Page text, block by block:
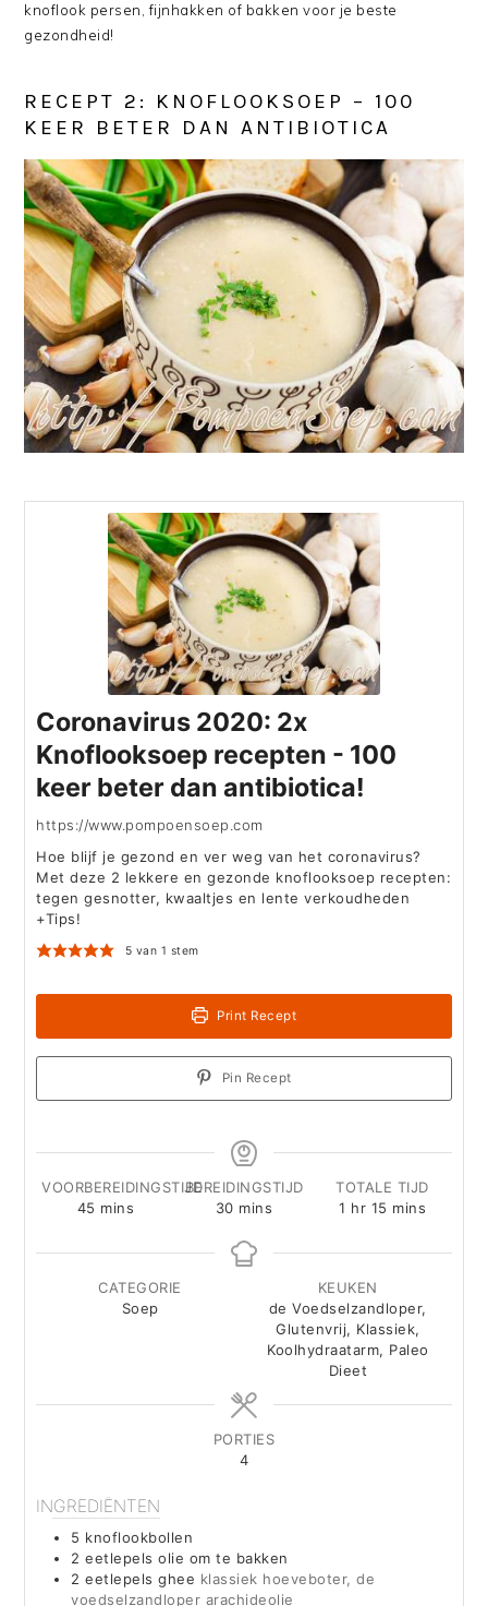
knoflook persen, fijnhakken of bakken voor je beste
gezondheid!
RECEPT 2: KNOFLOOKSOEP – 100
KEER BETER DAN ANTIBIOTICA
Coronavirus 2020: 2x
Knoflooksoep recepten - 100
keer beter dan antibiotica!
https://www.pompoensoep.com
Hoe blijf je gezond en ver weg van het coronavirus?
Met deze 2 lekkere en gezonde knoflooksoep recepten:
tegen gesnotter, kwaaltjes en lente verkoudheden
+Tips!
5 van 1 stem
Print Recept
Pin Recept
VOORBEREIDINGSTIJD
45 minutes
mins
BEREIDINGSTIJD
30minutes
mins
TOTALE TIJD
1 hour
hr 15 minutes
mins
CATEGORIE
Soep
KEUKEN
de Voedselzandloper,
Glutenvrij, Klassiek,
Koolhydraatarm, Paleo
Dieet
PORTIES
4
INGREDIËNTEN
5 knoflookbollen
2 eetlepels olie om te bakken
2 eetlepels ghee klassiek hoeveboter, de
voedselzandloper arachideolie